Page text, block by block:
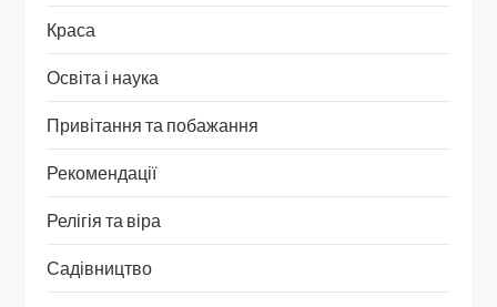
Краса
Освіта і наука
Привітання та побажання
Рекомендації
Релігія та віра
Садівництво